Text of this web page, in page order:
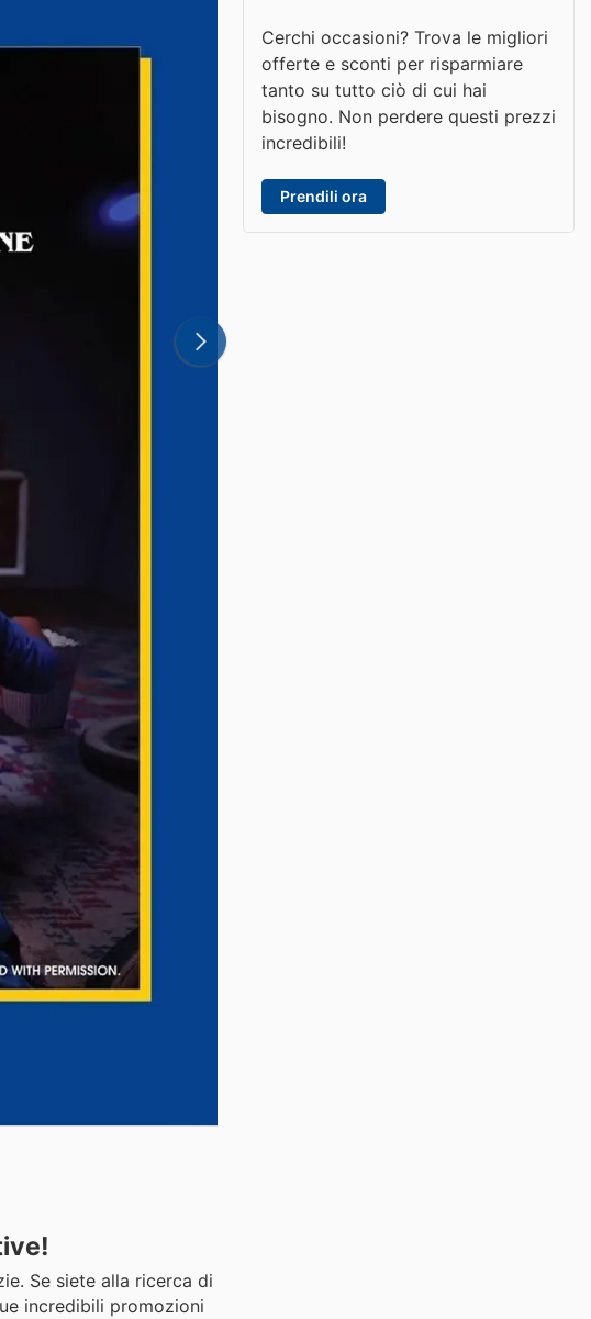
Se siete alla ricerca di
incredibili promozioni
Cerchi occasioni? Trova le migliori
offerte e sconti per risparmiare
tanto su tutto ciò di cui hai
bisogno. Non perdere questi prezzi
incredibili!
Prendili ora